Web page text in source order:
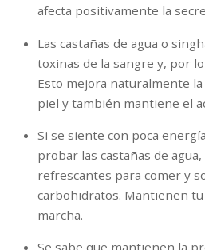
afecta positivamente la
Las castañas de agua o
toxinas de la sangre y, por
Esto mejora naturalmente
piel y también mantiene el
Si se siente con poca
probar las castañas de
refrescantes para comer y
carbohidratos. Mantienen
marcha.